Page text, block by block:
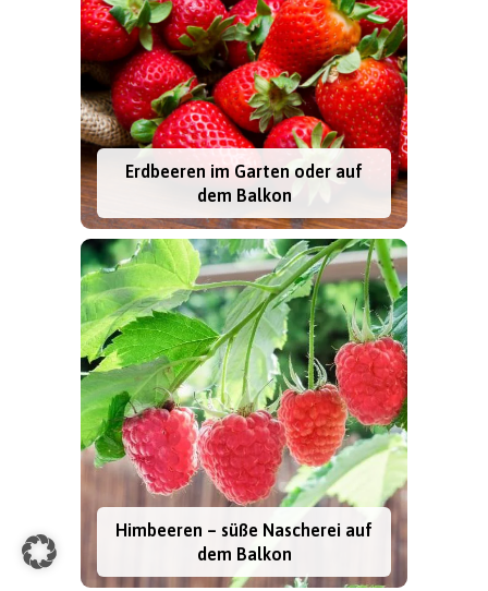
Erdbeeren im Garten oder auf
dem Balkon
Himbeeren – süße Nascherei auf
dem Balkon